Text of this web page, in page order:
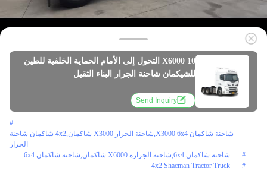
X6000 10 التحول إلى الأمام الحماية الخلفية للطين
للشيكمان شاحنة الجرار البناء الثقيل
Send Inquiry
#
شاحنة شاكمان X3000 6x4,شاحنة الجرار X3000 شاكمان,4x2 شاكمان شاحنة
الجرار
#
شاحنة شاكمان 6x4,شاحنة الجرارة X6000 شاكمان,شاحنة شاكمان 6x4
#
4x2 Shacman Tractor Truck